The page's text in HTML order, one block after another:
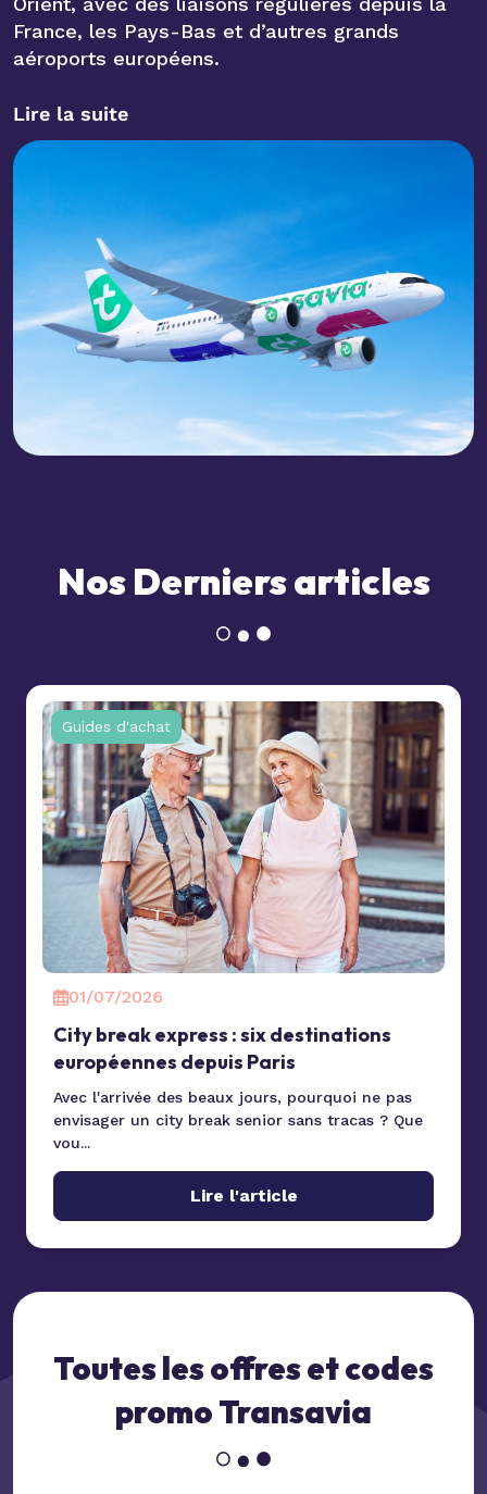
France, les Pays-Bas et d’autres grands
aéroports européens.
Lire la suite
Nos Derniers articles
Guides d'achat
01/07/2026
City break express : six destinations
européennes depuis Paris
Avec l'arrivée des beaux jours, pourquoi ne pas
envisager un city break senior sans tracas ? Que
vou...
Lire l'article
Toutes les offres etcodes
promo Transavia